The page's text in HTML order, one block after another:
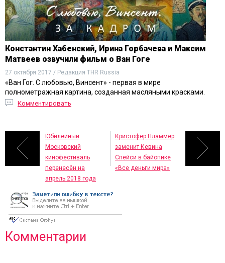
Константин Хабенский, Ирина Горбачева и Максим
Матвеев озвучили фильм о Ван Гоге
27 октября 2017 / Редакция THR Russia
«Ван Гог. С любовью, Винсент» - первая в мире
полнометражная картина, созданная масляными красками.
Комментировать
Юбилейный
Московский
кинофестиваль
перенесён на
апрель 2018 года
Кристофер Пламмер
заменит Кевина
Спейси в байопике
«Все деньги мира»
Комментарии